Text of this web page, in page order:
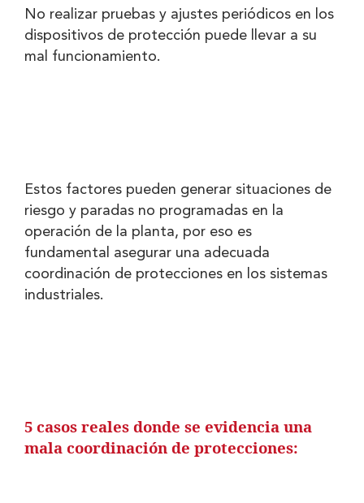
No realizar pruebas y ajustes periódicos en los
dispositivos de protección puede llevar a su
mal funcionamiento.
Estos factores pueden generar situaciones de
riesgo y paradas no programadas en la
operación de la planta, por eso es
fundamental asegurar una adecuada
coordinación de protecciones en los sistemas
industriales.
5 casos reales donde se evidencia una
mala coordinación de protecciones: